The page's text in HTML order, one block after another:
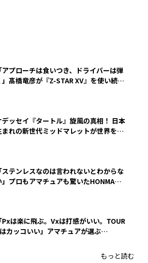
「アプローチは食いつき、ドライバーは弾
」髙橋竜彦が『Z-STAR XV』を使い続け
デッセイ『タートル』旋風の真相！ 日本
まれの新世代ミッドマレットが世界を席
「ステンレスなのは言われないとわからな
」プロもアマチュアも驚いたHONMA
「Pxは楽に飛ぶ。Vxは打感がいい。TOUR
カッコいい」アマチュアが選ぶ
もっと読む